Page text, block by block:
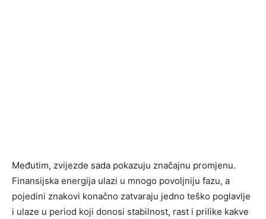
Međutim, zvijezde sada pokazuju značajnu promjenu.
Finansijska energija ulazi u mnogo povoljniju fazu, a
pojedini znakovi konačno zatvaraju jedno teško poglavlje
i ulaze u period koji donosi stabilnost, rast i prilike kakve